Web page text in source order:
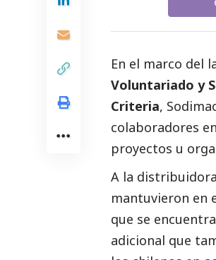
En el marco del
Voluntariado y
Criteria,
colaboradores
proyectos u
A la
mantuvieron en
que se
adicional que